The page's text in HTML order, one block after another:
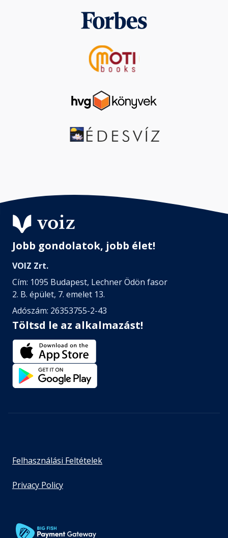
Jobb gondolatok, jobb élet!
VOIZ Zrt.
Cím: 1095 Budapest, Lechner Ödön fasor
2. B. épület, 7. emelet 13.
Adószám: 26353755-2-43
Töltsd le az alkalmazást!
Felhasználási Feltételek
Privacy Policy